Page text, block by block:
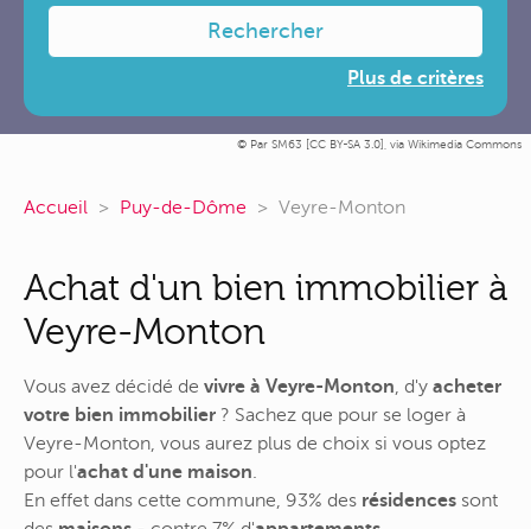
Par SM63 [CC BY-SA 3.0], via Wikimedia Commons
Rechercher
Plus de critères
Accueil Puy-de-Dôme Veyre-Monton
Achat d'un bien immobilier à
Veyre-Monton
Vous avez décidé de vivre à Veyre-Monton, d'y acheter
votre bien immobilier ? Sachez que pour se loger à
Veyre-Monton, vous aurez plus de choix si vous optez
pour l'achat d'une maison.
En effet dans cette commune, 93% des résidences sont